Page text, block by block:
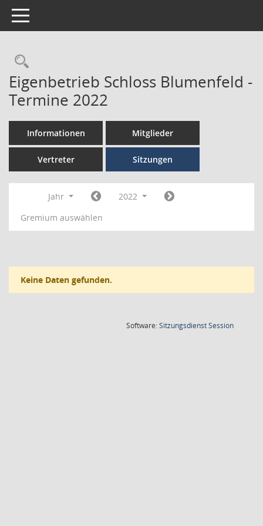
Toggle navigation
Eigenbetrieb Schloss Blumenfeld -
Termine 2022
Informationen Mitglieder
Vertreter Sitzungen
Jahr
2022
Gremium auswählen
Keine Daten gefunden.
Software:SitzungsdienstSession(Wird in